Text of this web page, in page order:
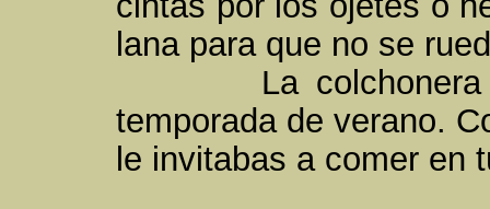
lana para que no se
La colchonera
temporada de verano.
le invitabas a comer en